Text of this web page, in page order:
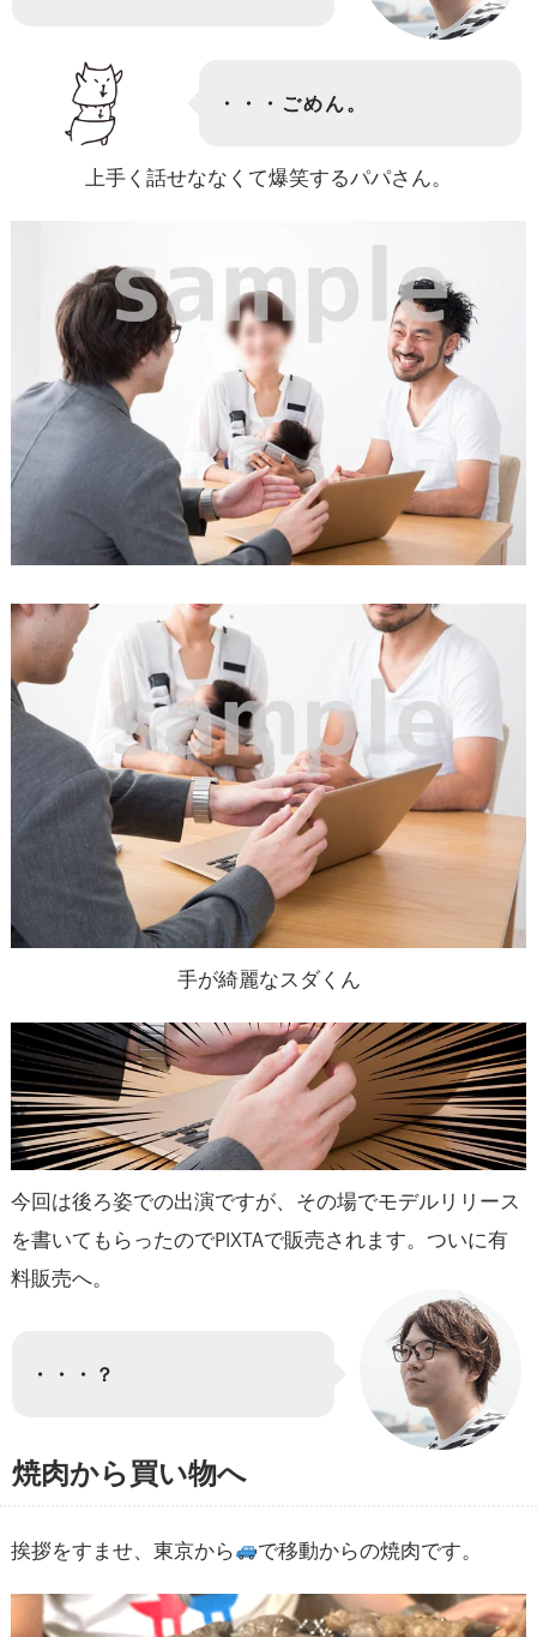
・・・ごめん。
上手く話せななくて爆笑するパパさん。
手が綺麗なスダくん
今回は後ろ姿での出演ですが、その場でモデルリリース
を書いてもらったのでPIXTAで販売されます。ついに有
料販売へ。
・・・？
焼肉から買い物へ
挨拶をすませ、東京から で移動からの焼肉です。